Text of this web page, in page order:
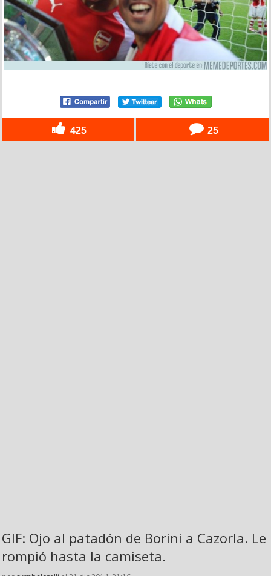
425 25
GIF: Ojo al patadón de Borini a Cazorla. Le
rompió hasta la camiseta.